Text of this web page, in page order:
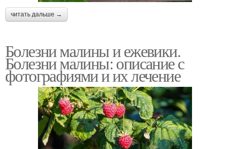
читать дальше →
Болезни малины и ежевики.
Болезни малины: описание с
фотографиями и их лечение